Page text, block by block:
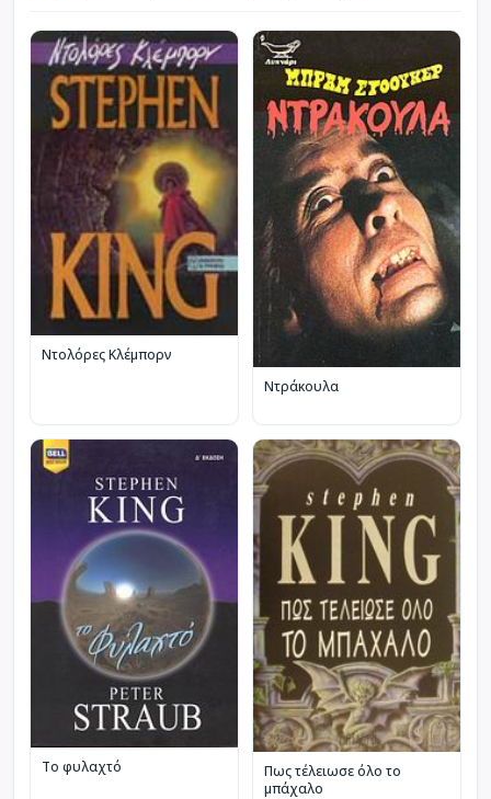
Ντολόρες Κλέμπορν
Ντράκουλα
Το φυλαχτό
Πως τέλειωσε όλο το
μπάχαλο